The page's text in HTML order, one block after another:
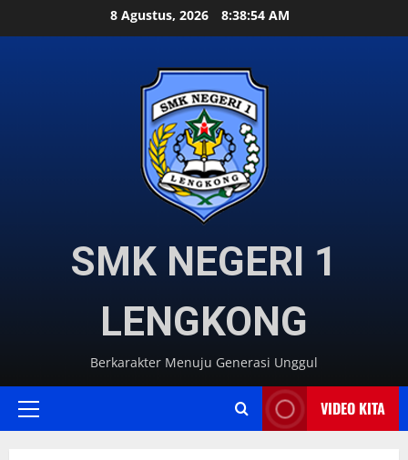
to
8 Agustus, 2026 8:38:55 AM
SMK NEGERI 1
LENGKONG
Berkarakter Menuju Generasi Unggul
Primary
VIDEO KITA